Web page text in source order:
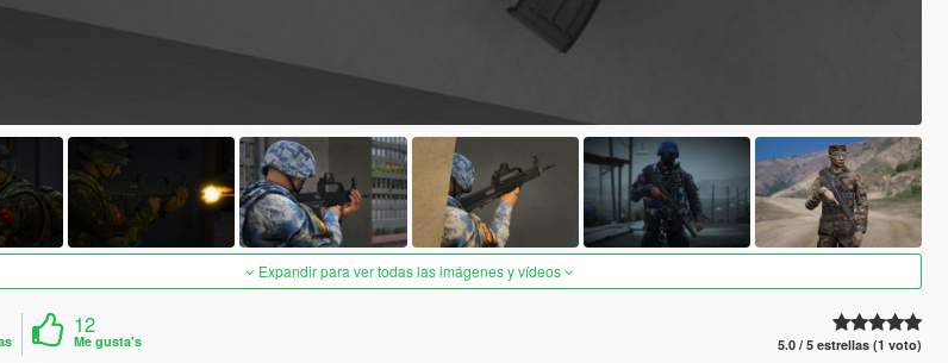
Expandir para ver todas las imágenes y vídeos
12
Me gusta's 5.0 / 5 estrellas (1 voto)